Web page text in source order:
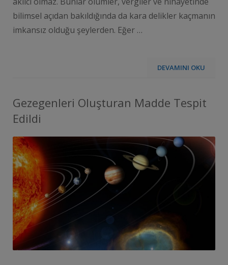
bilimsel açıdan bakıldığında da kara delikler kaçmanın
imkansız olduğu şeylerden. Eğer …
DEVAMINI OKU
Gezegenleri Oluşturan Madde Tespit
Edildi